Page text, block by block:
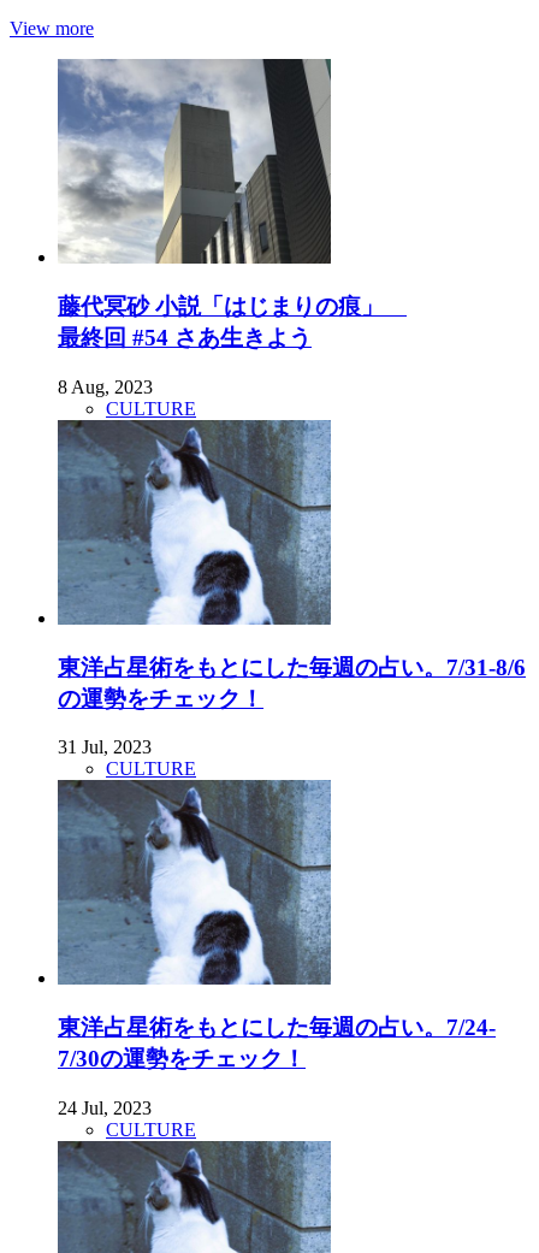
View more
藤代冥砂 小説「はじまりの痕」
最終回 #54 さあ生きよう
8 Aug, 2023
CULTURE
東洋占星術をもとにした毎週の占い。7/31-8/6
の運勢をチェック！
31 Jul, 2023
CULTURE
東洋占星術をもとにした毎週の占い。7/24-
7/30の運勢をチェック！
24 Jul, 2023
CULTURE